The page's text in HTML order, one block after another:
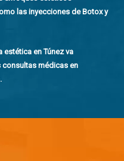
las inyecciones de Botox y
estética en Túnez va
consultas médicas en